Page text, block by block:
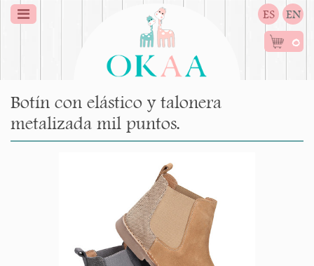
ES EN
0
Botín con elástico y talonera
metalizada mil puntos.